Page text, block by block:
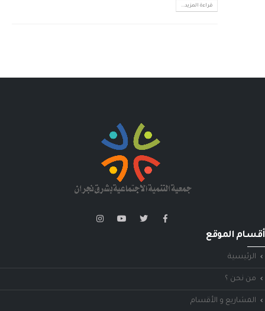
قراءة المزيد...
أقسام الموقع
الرئيسية
من نحن ؟
المشاريع و الأقسام